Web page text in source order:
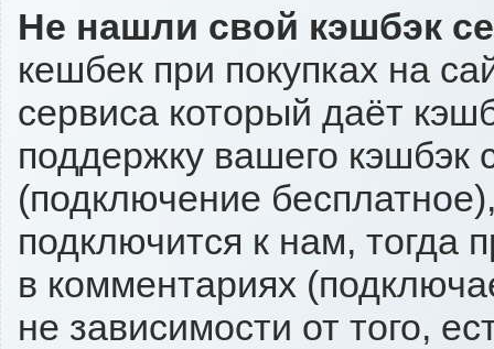
Не нашли свой кэшбэк
кешбек при покупках на
сервиса который даёт
поддержку вашего кэшбэк
(подключение
подключится к нам, тогда
в комментариях
не зависимости от того,